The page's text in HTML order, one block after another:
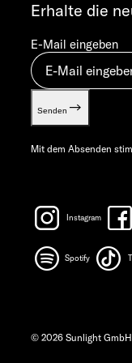
Let’s play!
Erhalte die
E-Mail eingeben
Senden
Mit dem Absenden
Instagram
Spotify
© 2026 Sunlight GmbH